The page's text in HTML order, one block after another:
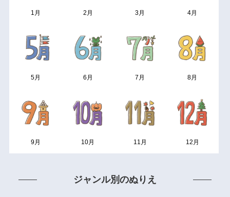
1月 2月 3月 4月
5月 6月 7月 8月
9月 10月 11月 12月
ジャンル別のぬりえ